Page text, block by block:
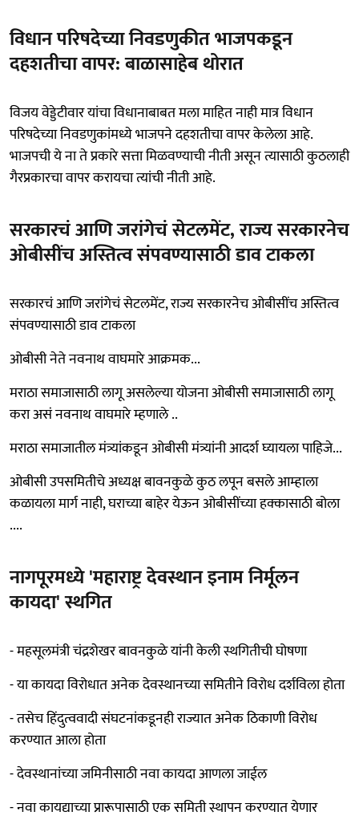
विधान परिषदेच्या निवडणुकीत भाजपकडून
दहशतीचा वापर: बाळासाहेब थोरात
विजय वेड्डेटीवार यांचा विधानाबाबत मला माहित नाही मात्र विधान
परिषदेच्या निवडणुकांमध्ये भाजपने दहशतीचा वापर केलेला आहे.
भाजपची ये ना ते प्रकारे सत्ता मिळवण्याची नीती असून त्यासाठी कुठलाही
गैरप्रकारचा वापर करायचा त्यांची नीती आहे.
सरकारचं आणि जरांगेचं सेटलमेंट, राज्य सरकारनेच
ओबीसींच अस्तित्व संपवण्यासाठी डाव टाकला
सरकारचं आणि जरांगेचं सेटलमेंट, राज्य सरकारनेच ओबीसींच अस्तित्व
संपवण्यासाठी डाव टाकला
ओबीसी नेते नवनाथ वाघमारे आक्रमक...
मराठा समाजासाठी लागू असलेल्या योजना ओबीसी समाजासाठी लागू
करा असं नवनाथ वाघमारे म्हणाले ..
मराठा समाजातील मंत्र्यांकडून ओबीसी मंत्र्यांनी आदर्श घ्यायला पाहिजे...
ओबीसी उपसमितीचे अध्यक्ष बावनकुळे कुठ लपून बसले आम्हाला
कळायला मार्ग नाही, घराच्या बाहेर येऊन ओबीसींच्या हक्कासाठी बोला
....
नागपूरमध्ये 'महाराष्ट्र देवस्थान इनाम निर्मूलन
कायदा' स्थगित
- महसूलमंत्री चंद्रशेखर बावनकुळे यांनी केली स्थगितीची घोषणा
- या कायदा विरोधात अनेक देवस्थानच्या समितीने विरोध दर्शविला होता
- तसेच हिंदुत्ववादी संघटनांकडूनही राज्यात अनेक ठिकाणी विरोध
करण्यात आला होता
- देवस्थानांच्या जमिनीसाठी नवा कायदा आणला जाईल
- नवा कायद्याच्या प्रारूपासाठी एक समिती स्थापन करण्यात येणार